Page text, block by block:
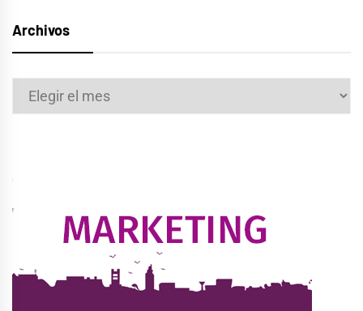
Archivos
Archivos